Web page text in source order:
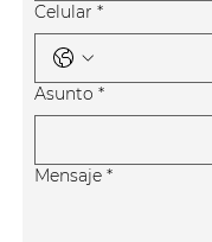
Celular *
Asunto *
Mensaje *